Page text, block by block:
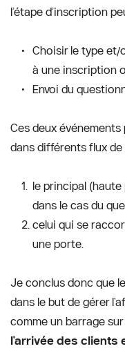
l’étape d’inscription
Choisir le type et/
à une inscription
Envoi du
Ces deux
dans différents flux de
le principal
dans le cas du
celui qui se
une porte.
Je conclus donc que
dans le but de gérer
comme un barrage sur
l'arrivée des clients